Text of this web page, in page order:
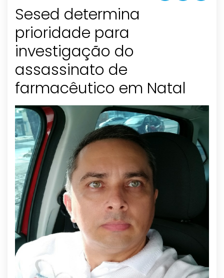
Sesed determina
prioridade para
investigação do
assassinato de
farmacêutico em Natal